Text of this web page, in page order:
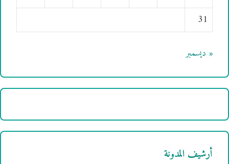
31
« ديسمبر
أرشيف المدونة